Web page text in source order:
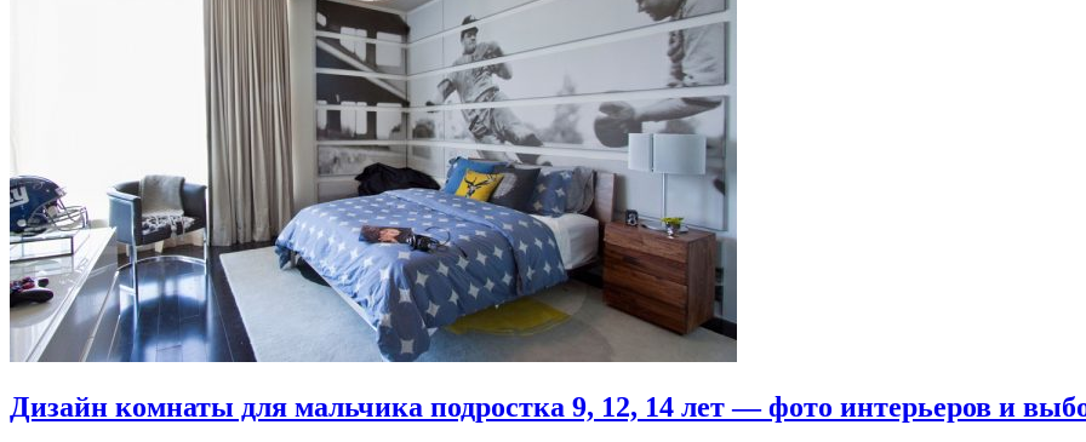
Дизайн комнаты для мальчика подростка 9, 12, 14 лет — фото интерьеров и